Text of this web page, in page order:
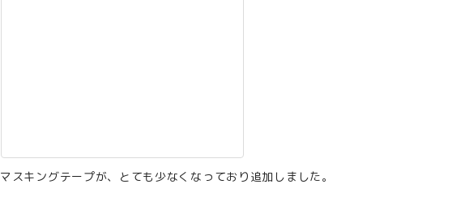
マスキングテープが、とても少なくなっており追加しました。